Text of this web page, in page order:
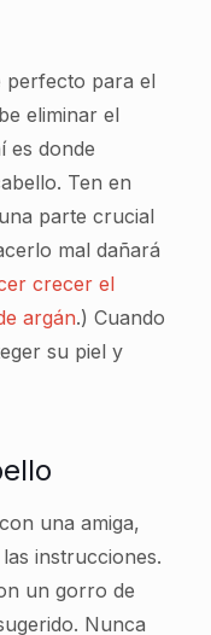
perfecto para el
eliminar el
es donde
Ten en
parte crucial
mal dañará
crecer el
argán.) Cuando
su piel y
una amiga,
instrucciones.
un gorro de
Nunca